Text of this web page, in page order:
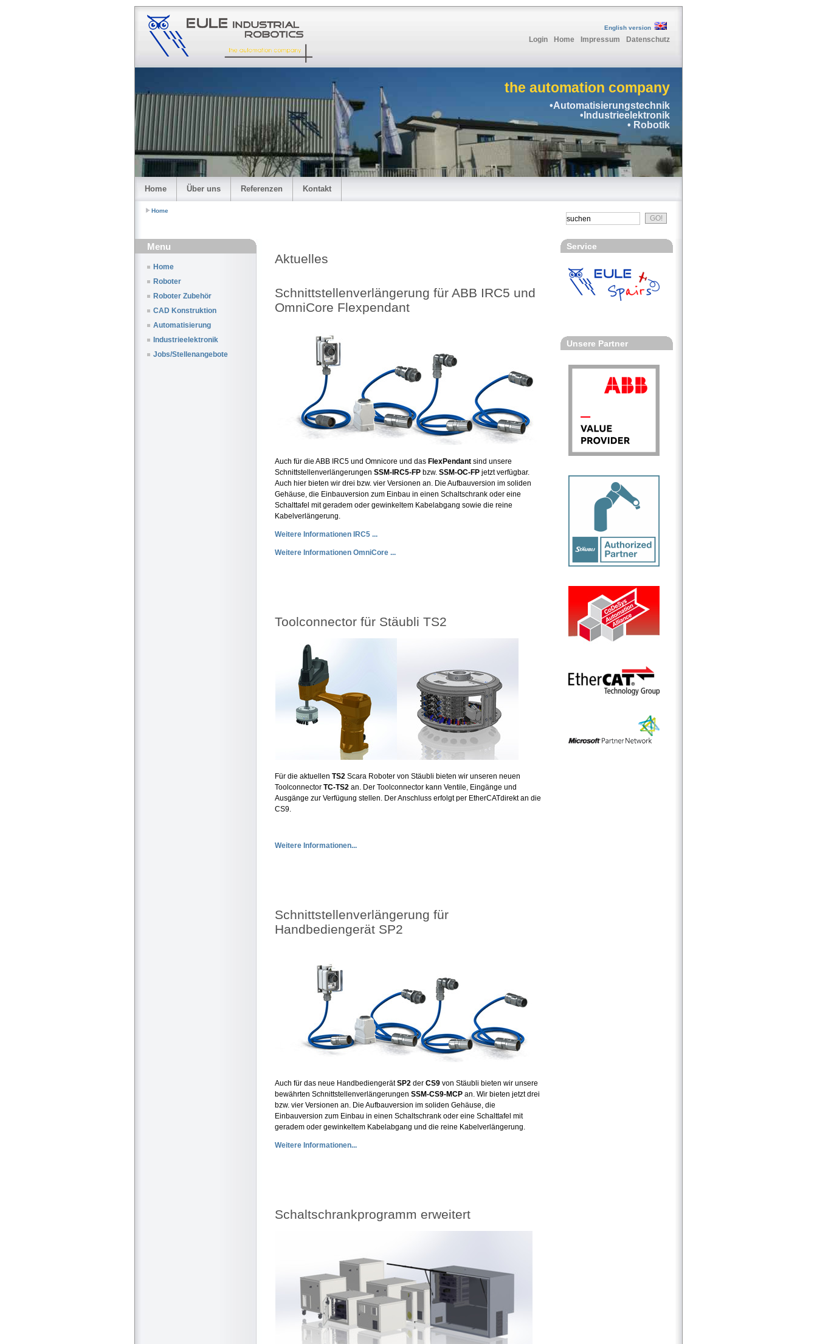
English version
Login Home Impressum Datenschutz
the automation company
•Automatisierungstechnik
•Industrieelektronik
• Robotik
Home Über uns Referenzen Kontakt
Home
Menu
Home
Roboter
Roboter Zubehör
CAD Konstruktion
Automatisierung
Industrieelektronik
Jobs/Stellenangebote
Aktuelles
Schnittstellenverlängerung für ABB IRC5 und
OmniCore Flexpendant
Auch für die ABB IRC5 und Omnicore und das FlexPendant sind unsere
Schnittstellenverlängerungen SSM-IRC5-FP bzw. SSM-OC-FP jetzt verfügbar.
Auch hier bieten wir drei bzw. vier Versionen an. Die Aufbauversion im soliden
Gehäuse, die Einbauversion zum Einbau in einen Schaltschrank oder eine
Schalttafel mit geradem oder gewinkeltem Kabelabgang sowie die reine
Kabelverlängerung.
Weitere Informationen IRC5 ...
Weitere Informationen OmniCore ...
Toolconnector für Stäubli TS2
Für die aktuellen TS2 Scara Roboter von Stäubli bieten wir unseren neuen
Toolconnector TC-TS2 an. Der Toolconnector kann Ventile, Eingänge und
Ausgänge zur Verfügung stellen. Der Anschluss erfolgt per EtherCATdirekt an die
CS9.
Weitere Informationen...
Schnittstellenverlängerung für
Handbediengerät SP2
Auch für das neue HandbediengerätSP2 der CS9 von Stäubli bieten wir unsere
bewährten Schnittstellenverlängerungen SSM-CS9-MCP an. Wir bieten jetzt drei
bzw. vier Versionen an. Die Aufbauversion im soliden Gehäuse, die
Einbauversion zum Einbau in einen Schaltschrank oder eine Schalttafel mit
geradem oder gewinkeltem Kabelabgang und die reine Kabelverlängerung.
Weitere Informationen...
Schaltschrankprogramm erweitert
Service
Unsere Partner